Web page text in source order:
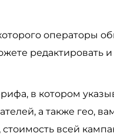
операторы
редактировать
в котором
а также гео,
стоимость всей